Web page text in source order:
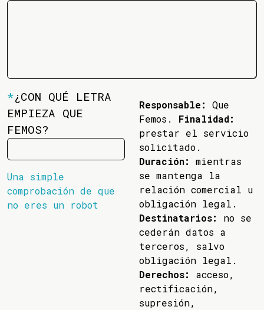
*¿CON QUÉ LETRA
EMPIEZA QUE
FEMOS?
Una simple
comprobación de que
no eres un robot
Responsable:
Que
Femos. Finalidad:
prestar el servicio
solicitado.
Duración:
mientras
se mantenga la
relación comercial u
obligación legal.
Destinatarios:
no se
cederán datos a
terceros, salvo
obligación legal.
Derechos:
acceso,
rectificación,
supresión,